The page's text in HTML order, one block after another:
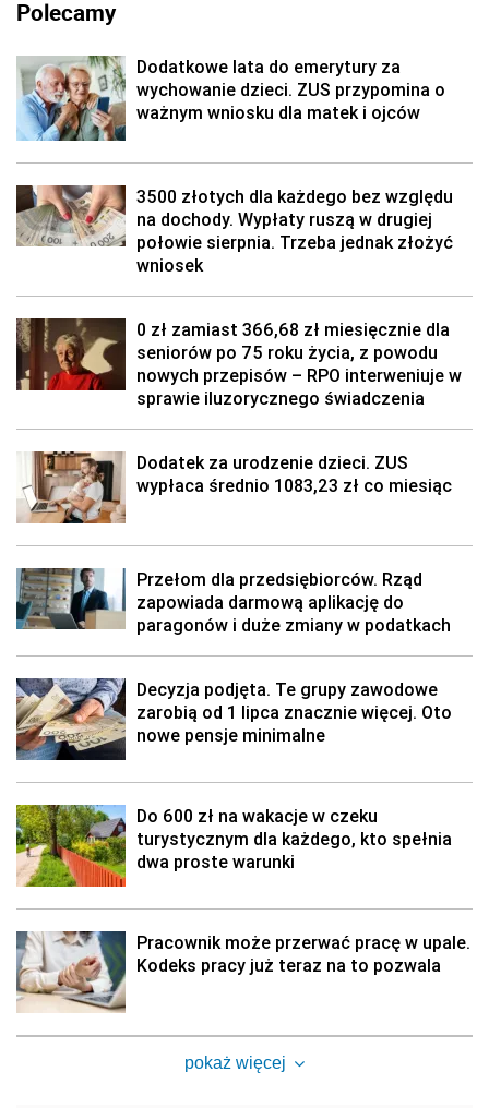
Polecamy
Dodatkowe lata do emerytury za
wychowanie dzieci. ZUS przypomina o
ważnym wniosku dla matek i ojców
3500 złotych dla każdego bez względu
na dochody. Wypłaty ruszą w drugiej
połowie sierpnia. Trzeba jednak złożyć
wniosek
0 zł zamiast 366,68 zł miesięcznie dla
seniorów po 75 roku życia, z powodu
nowych przepisów – RPO interweniuje w
sprawie iluzorycznego świadczenia
Dodatek za urodzenie dzieci. ZUS
wypłaca średnio 1083,23 zł co miesiąc
Przełom dla przedsiębiorców. Rząd
zapowiada darmową aplikację do
paragonów i duże zmiany w podatkach
Decyzja podjęta. Te grupy zawodowe
zarobią od 1 lipca znacznie więcej. Oto
nowe pensje minimalne
Do 600 zł na wakacje w czeku
turystycznym dla każdego, kto spełnia
dwa proste warunki
Pracownik może przerwać pracę w upale.
Kodeks pracy już teraz na to pozwala
pokaż więcej